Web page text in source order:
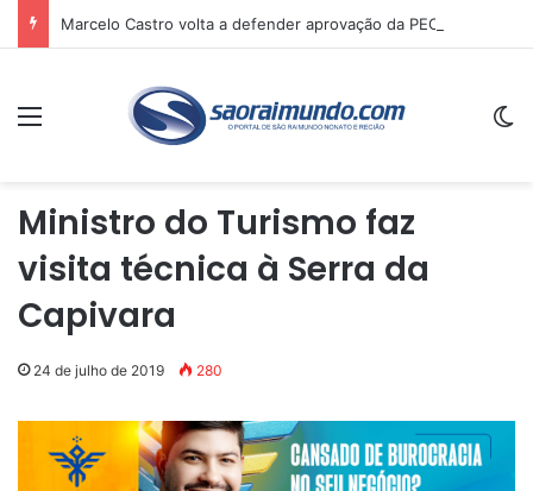
Menu
Ministro do Turismo faz
visita técnica à Serra da
Capivara
24 de julho de 2019 280